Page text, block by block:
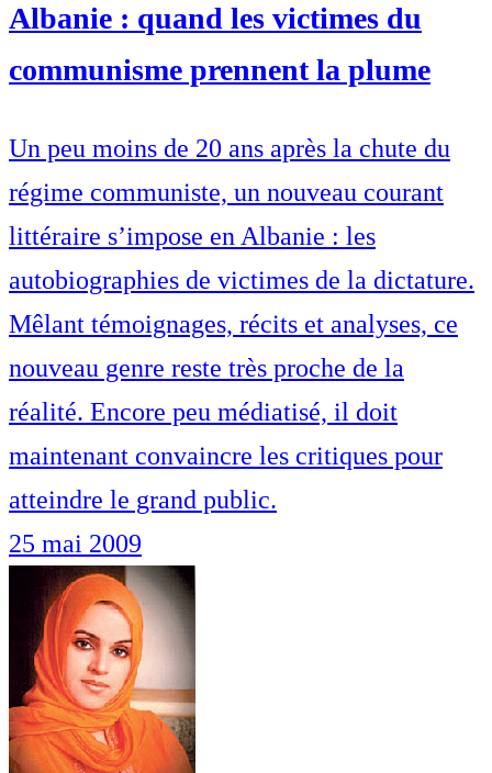
Albanie : quand les victimes du
communisme prennent la plume
Un peu moins de 20 ans après la chute du
régime communiste, un nouveau courant
littéraire s’impose en Albanie : les
autobiographies de victimes de la dictature.
Mêlant témoignages, récits et analyses, ce
nouveau genre reste très proche de la
réalité. Encore peu médiatisé, il doit
maintenant convaincre les critiques pour
atteindre le grand public.
25 mai 2009